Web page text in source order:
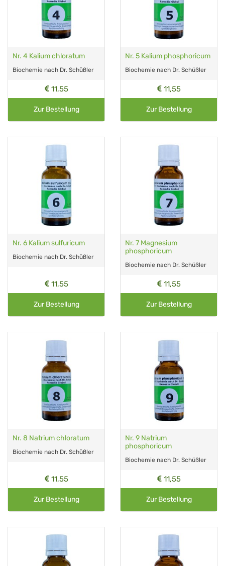
Nr. 4 Kalium chloratum
Biochemie nach Dr. Schüßler
11,55
Zur Bestellung
Nr. 5 Kalium phosphoricum
Biochemie nach Dr. Schüßler
11,55
Zur Bestellung
Nr. 6 Kalium sulfuricum
Biochemie nach Dr. Schüßler
11,55
Zur Bestellung
Nr. 7 Magnesium
phosphoricum
Biochemie nach Dr. Schüßler
11,55
Zur Bestellung
Nr. 8 Natrium chloratum
Biochemie nach Dr. Schüßler
11,55
Zur Bestellung
Nr. 9 Natrium
phosphoricum
Biochemie nach Dr. Schüßler
11,55
Zur Bestellung